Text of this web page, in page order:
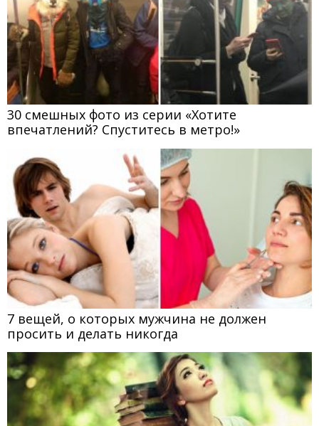
30 смешных фото из серии «Хотите
впечатлений? Спуститесь в метро!»
7 вещей, о которых мужчина не должен
просить и делать никогда